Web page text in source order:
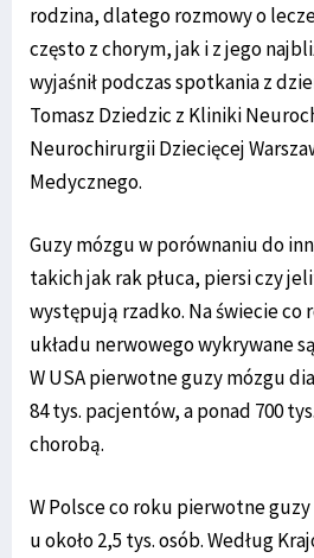
rodzina, dlatego rozmowy o
często z chorym, jak i z jego
wyjaśnił podczas spotkania z
Tomasz Dziedzic z Kliniki
Neurochirurgii Dziecięcej
Medycznego.
Guzy mózgu w porównaniu do
takich jak rak płuca, piersi czy
występują rzadko. Na świecie
układu nerwowego wykrywane
W USA pierwotne guzy mózgu
84 tys. pacjentów, a ponad 700
chorobą.
W Polsce co roku pierwotne
u około 2,5 tys. osób. Według